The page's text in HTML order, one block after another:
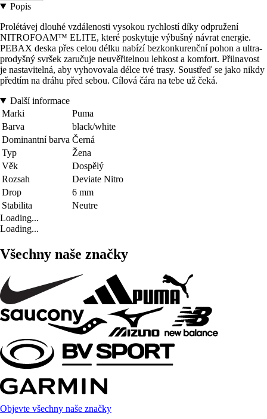
Popis
Prolétávej dlouhé vzdálenosti vysokou rychlostí díky odpružení
NITROFOAM™ ELITE, které poskytuje výbušný návrat energie.
PEBAX deska přes celou délku nabízí bezkonkurenční pohon a ultra-
prodyšný svršek zaručuje neuvěřitelnou lehkost a komfort. Přilnavost
je nastavitelná, aby vyhovovala délce tvé trasy. Soustřeď se jako nikdy
předtím na dráhu před sebou. Cílová čára na tebe už čeká.
Další informace
Marki
Puma
Barva
black/white
Dominantní barva Černá
Typ
Žena
Věk
Dospělý
Rozsah
Deviate Nitro
Drop
6 mm
Stabilita
Neutre
Loading...
Loading...
Všechny naše značky
Objevte všechny naše značky